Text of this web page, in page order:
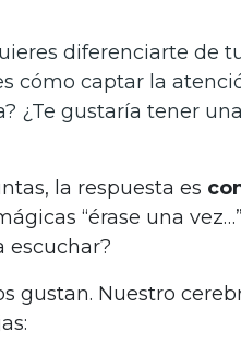
diferenciarte de
cómo captar la
¿Te gustaría tener
la respuesta es
“érase una
escuchar?
gustan. Nuestro